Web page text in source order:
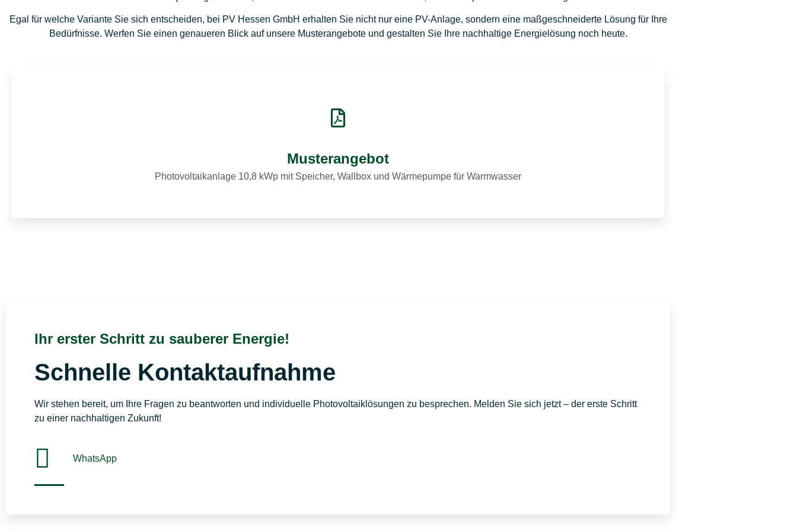
Egal für welche Variante Sie sich entscheiden, bei PV Hessen GmbH erhalten Sie nicht nur eine PV-Anlage, sondern eine maßgeschneiderte Lösung für Ihre
Bedürfnisse. Werfen Sie einen genaueren Blick auf unsere Musterangebote und gestalten Sie Ihre nachhaltige Energielösung noch heute.
Musterangebot
Photovoltaikanlage 10,8 kWp mit Speicher, Wallbox und Wärmepumpe für Warmwasser
Ihr erster Schritt zu sauberer Energie!
Schnelle Kontaktaufnahme
Wir stehen bereit, um Ihre Fragen zu beantworten und individuelle Photovoltaiklösungen zu besprechen. Melden Sie sich jetzt – der erste Schritt
zu einer nachhaltigen Zukunft!
WhatsApp